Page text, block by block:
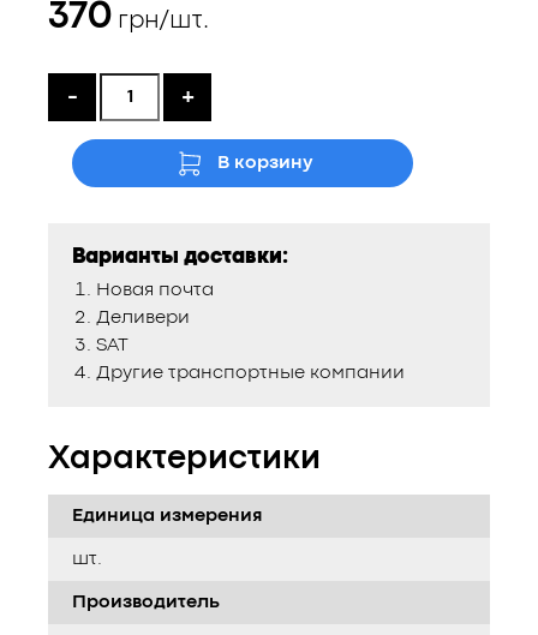
370 грн/шт.
- +
В корзину
Варианты доставки:
Новая почта
Деливери
SAT
Другие транспортные компании
Характеристики
Единица измерения
шт.
Производитель